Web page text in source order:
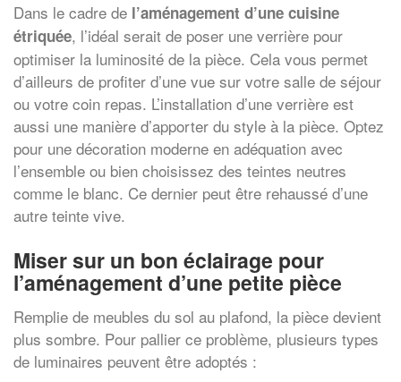
Dans le cadre de l’aménagement d’une cuisine
étriquée, l’idéal serait de poser une verrière pour
optimiser la luminosité de la pièce. Cela vous permet
d’ailleurs de profiter d’une vue sur votre salle de séjour
ou votre coin repas. L’installation d’une verrière est
aussi une manière d’apporter du style à la pièce. Optez
pour une décoration moderne en adéquation avec
l’ensemble ou bien choisissez des teintes neutres
comme le blanc. Ce dernier peut être rehaussé d’une
autre teinte vive.
Miser sur un bon éclairage pour
l’aménagement d’une petite pièce
Remplie de meubles du sol au plafond, la pièce devient
plus sombre. Pour pallier ce problème, plusieurs types
de luminaires peuvent être adoptés :